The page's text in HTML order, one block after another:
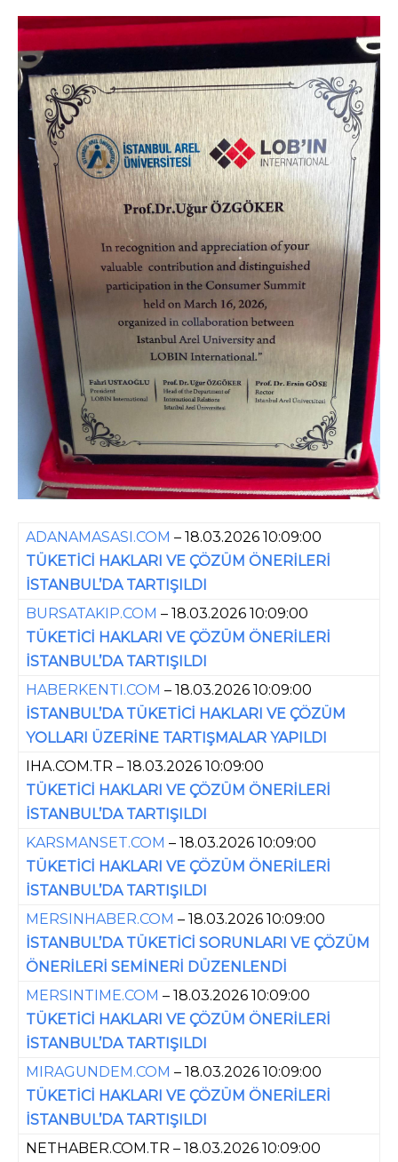
ADANAMASASI.COM – 18.03.2026 10:09:00
TÜKETİCİ HAKLARI VE ÇÖZÜM ÖNERİLERİ
İSTANBUL’DA TARTIŞILDI
BURSATAKIP.COM – 18.03.2026 10:09:00
TÜKETİCİ HAKLARI VE ÇÖZÜM ÖNERİLERİ
İSTANBUL’DA TARTIŞILDI
HABERKENTI.COM – 18.03.2026 10:09:00
İSTANBUL’DA TÜKETİCİ HAKLARI VE ÇÖZÜM
YOLLARI ÜZERİNE TARTIŞMALAR YAPILDI
IHA.COM.TR – 18.03.2026 10:09:00
TÜKETİCİ HAKLARI VE ÇÖZÜM ÖNERİLERİ
İSTANBUL’DA TARTIŞILDI
KARSMANSET.COM – 18.03.2026 10:09:00
TÜKETİCİ HAKLARI VE ÇÖZÜM ÖNERİLERİ
İSTANBUL’DA TARTIŞILDI
MERSINHABER.COM – 18.03.2026 10:09:00
İSTANBUL’DA TÜKETİCİ SORUNLARI VE ÇÖZÜM
ÖNERİLERİ SEMİNERİ DÜZENLENDİ
MERSINTIME.COM – 18.03.2026 10:09:00
TÜKETİCİ HAKLARI VE ÇÖZÜM ÖNERİLERİ
İSTANBUL’DA TARTIŞILDI
MIRAGUNDEM.COM – 18.03.2026 10:09:00
TÜKETİCİ HAKLARI VE ÇÖZÜM ÖNERİLERİ
İSTANBUL’DA TARTIŞILDI
NETHABER.COM.TR – 18.03.2026 10:09:00